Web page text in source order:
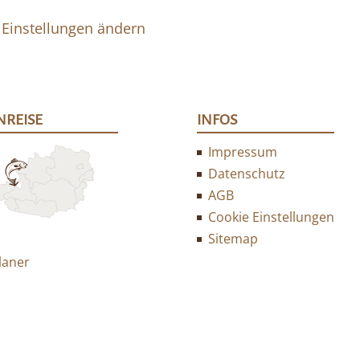
ändern
INFOS
Impressum
Datenschutz
AGB
Cookie Einstellungen
Sitemap